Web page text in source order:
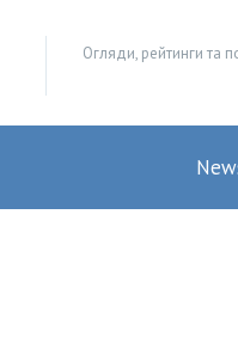
Огляди, рейтинги та